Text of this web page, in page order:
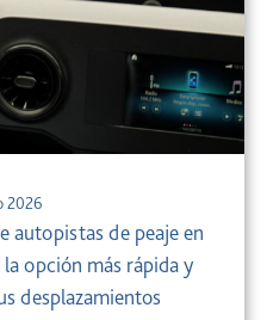
autopistas de peaje en
la opción más rápida y
desplazamientos
2026